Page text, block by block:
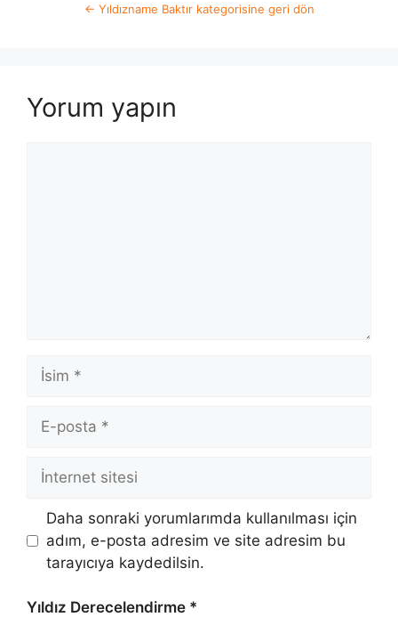
← Yıldızname Baktır kategorisine geri dön
Yorum yapın
İsim
posta
İnternet
sitesi
Daha sonraki yorumlarımda kullanılması için
adım, e-posta adresim ve site adresim bu
tarayıcıya kaydedilsin.
Yıldız Derecelendirme *